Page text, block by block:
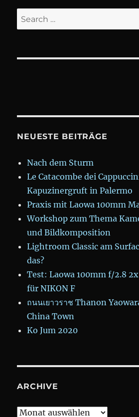
Search
for:
NEUESTE BEITRÄGE
Nach dem Sturm
Le Catacombe dei
Kapuzinergruft in Palermo
Praxis mit Laowa 100mm
Workshop zum Thema
und Bildkomposition
Lightroom Classic am
das?
Test: Laowa 100mm f/2.8
für NIKON F
ถนนเยาวราช Thanon
China Town
Ko Jum 2020
ARCHIVE
Archive